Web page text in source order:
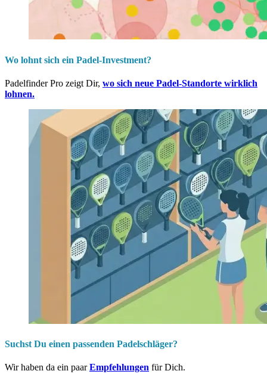
Wo lohnt sich ein Padel-Investment?
Padelfinder Pro zeigt Dir, wo sich neue Padel-Standorte wirklich
lohnen.
Suchst Du einen passenden Padelschläger?
Wir haben da ein paarEmpfehlungen für Dich.